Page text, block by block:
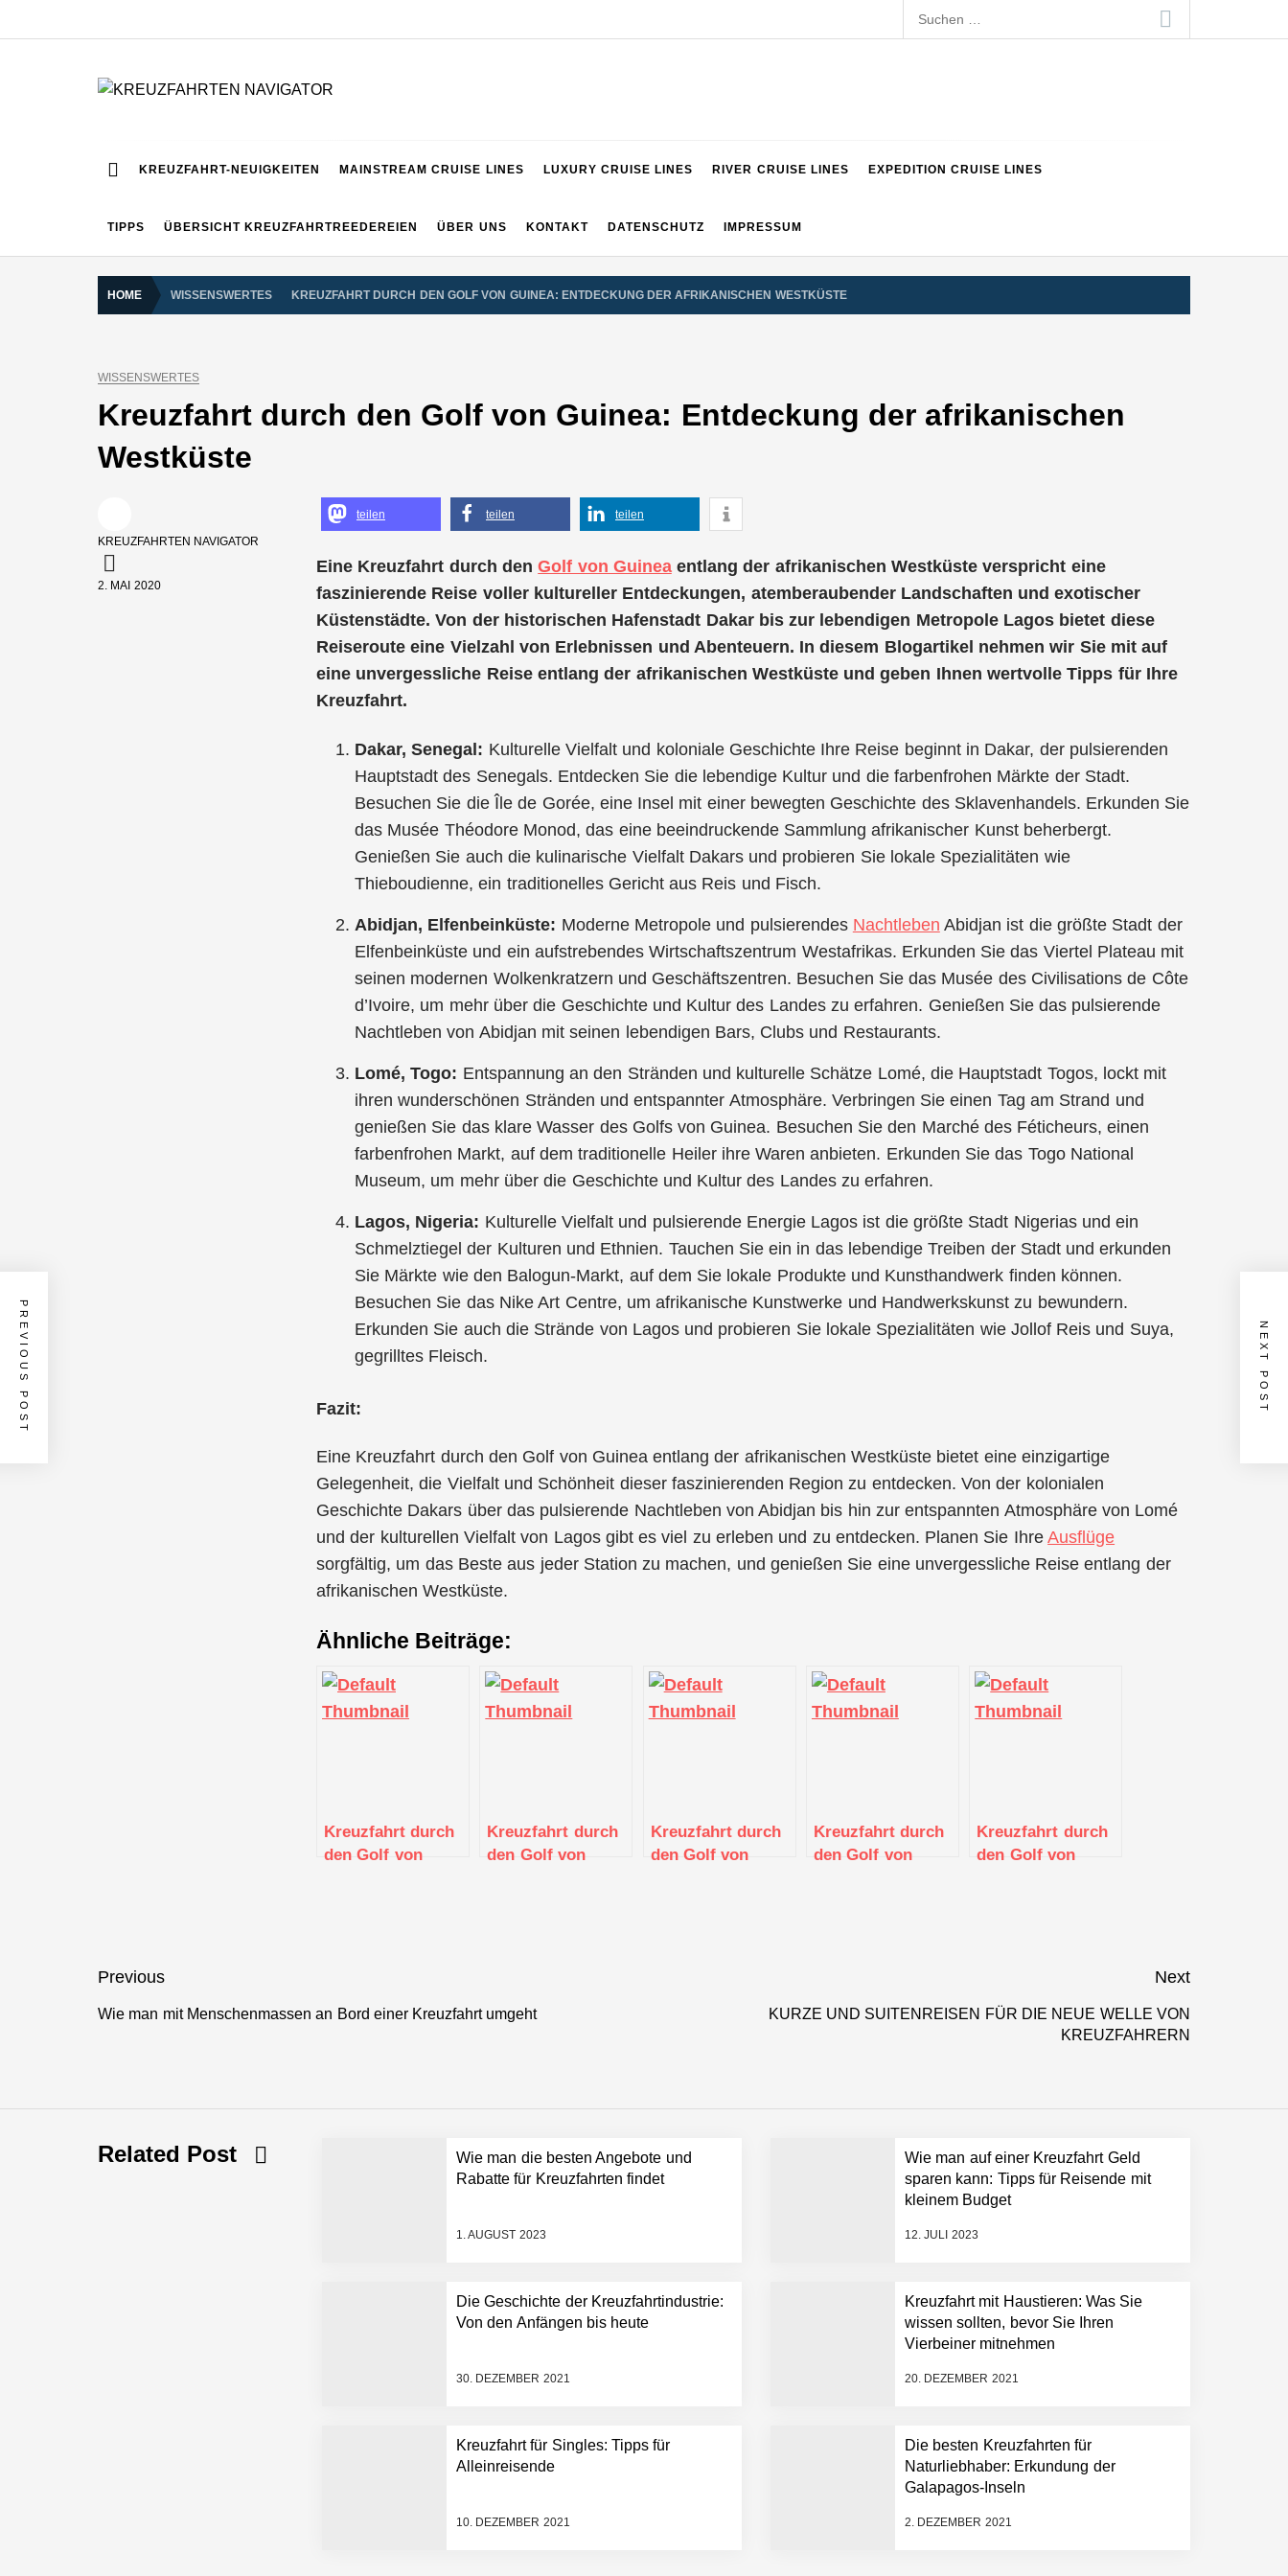
to
Suchen
nach:
KREUZFAHRT-NEUIGKEITEN MAINSTREAM CRUISE LINES LUXURY CRUISE LINES RIVER CRUISE LINES EXPEDITION CRUISE LINES
TIPPS ÜBERSICHT KREUZFAHRTREEDEREIEN ÜBER UNS KONTAKT DATENSCHUTZ IMPRESSUM
HOME WISSENSWERTES KREUZFAHRT DURCH DEN GOLF VON GUINEA: ENTDECKUNG DER AFRIKANISCHEN WESTKÜSTE
WISSENSWERTES
Kreuzfahrt durch den Golf von Guinea: Entdeckung der afrikanischen
Westküste
KREUZFAHRTEN NAVIGATOR
2. MAI 2020
teilen teilen teilen
Eine Kreuzfahrt durch denGolf von Guineaentlang der afrikanischen Westküste verspricht eine
faszinierende Reise voller kultureller Entdeckungen, atemberaubender Landschaften und exotischer
Küstenstädte. Von der historischen Hafenstadt Dakar bis zur lebendigen Metropole Lagos bietet diese
Reiseroute eine Vielzahl von Erlebnissen und Abenteuern. In diesem Blogartikel nehmen wir Sie mit auf
eine unvergessliche Reise entlang der afrikanischen Westküste und geben Ihnen wertvolle Tipps für Ihre
Kreuzfahrt.
Dakar, Senegal: Kulturelle Vielfalt und koloniale Geschichte Ihre Reise beginnt in Dakar, der pulsierenden
Hauptstadt des Senegals. Entdecken Sie die lebendige Kultur und die farbenfrohen Märkte der Stadt.
Besuchen Sie die Île de Gorée, eine Insel mit einer bewegten Geschichte des Sklavenhandels. Erkunden Sie
das Musée Théodore Monod, das eine beeindruckende Sammlung afrikanischer Kunst beherbergt.
Genießen Sie auch die kulinarische Vielfalt Dakars und probieren Sie lokale Spezialitäten wie
Thieboudienne, ein traditionelles Gericht aus Reis und Fisch.
Abidjan, Elfenbeinküste: Moderne Metropole und pulsierendes Nachtleben Abidjan ist die größte Stadt der
Elfenbeinküste und ein aufstrebendes Wirtschaftszentrum Westafrikas. Erkunden Sie das Viertel Plateau mit
seinen modernen Wolkenkratzern und Geschäftszentren. Besuchen Sie das Musée des Civilisations de Côte
d’Ivoire, um mehr über die Geschichte und Kultur des Landes zu erfahren. Genießen Sie das pulsierende
Nachtleben von Abidjan mit seinen lebendigen Bars, Clubs und Restaurants.
Lomé, Togo: Entspannung an den Stränden und kulturelle Schätze Lomé, die Hauptstadt Togos, lockt mit
ihren wunderschönen Stränden und entspannter Atmosphäre. Verbringen Sie einen Tag am Strand und
genießen Sie das klare Wasser des Golfs von Guinea. Besuchen Sie den Marché des Féticheurs, einen
farbenfrohen Markt, auf dem traditionelle Heiler ihre Waren anbieten. Erkunden Sie das Togo National
Museum, um mehr über die Geschichte und Kultur des Landes zu erfahren.
Lagos, Nigeria: Kulturelle Vielfalt und pulsierende Energie Lagos ist die größte Stadt Nigerias und ein
Schmelztiegel der Kulturen und Ethnien. Tauchen Sie ein in das lebendige Treiben der Stadt und erkunden
Sie Märkte wie den Balogun-Markt, auf dem Sie lokale Produkte und Kunsthandwerk finden können.
Besuchen Sie das Nike Art Centre, um afrikanische Kunstwerke und Handwerkskunst zu bewundern.
Erkunden Sie auch die Strände von Lagos und probieren Sie lokale Spezialitäten wie Jollof Reis und Suya,
gegrilltes Fleisch.
Fazit:
Eine Kreuzfahrt durch den Golf von Guinea entlang der afrikanischen Westküste bietet eine einzigartige
Gelegenheit, die Vielfalt und Schönheit dieser faszinierenden Region zu entdecken. Von der kolonialen
Geschichte Dakars über das pulsierende Nachtleben von Abidjan bis hin zur entspannten Atmosphäre von Lomé
und der kulturellen Vielfalt von Lagos gibt es viel zu erleben und zu entdecken. Planen Sie IhreAusflüge
sorgfältig, um das Beste aus jeder Station zu machen, und genießen Sie eine unvergessliche Reise entlang der
afrikanischen Westküste.
Ähnliche Beiträge:
Kreuzfahrt durch
den Golf von
Kreuzfahrt durch
den Golf von
Kreuzfahrt durch
den Golf von
Kreuzfahrt durch
den Golf von
Kreuzfahrt durch
den Golf von
Beitragsnavigation
Previous
Previous
Wie man mit Menschenmassen an Bord einer Kreuzfahrt umgeht
Next
KURZE UND SUITENREISEN FÜR DIE NEUE WELLE VON
KREUZFAHRERN
PREVIOUS POST NEXT POST
Related Post
Wie man die besten Angebote und
Rabatte für Kreuzfahrten findet
1. AUGUST 2023
Wie man auf einer Kreuzfahrt Geld
sparen kann: Tipps für Reisende mit
kleinem Budget
12. JULI 2023
Die Geschichte der Kreuzfahrtindustrie:
Von den Anfängen bis heute
30. DEZEMBER 2021
Kreuzfahrt mit Haustieren: Was Sie
wissen sollten, bevor Sie Ihren
Vierbeiner mitnehmen
20. DEZEMBER 2021
Kreuzfahrt für Singles: Tipps für
Alleinreisende
10. DEZEMBER 2021
Die besten Kreuzfahrten für
Naturliebhaber: Erkundung der
Galapagos-Inseln
2. DEZEMBER 2021